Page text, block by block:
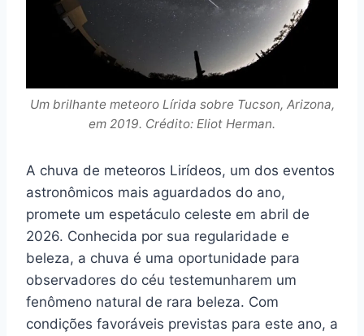
Um brilhante meteoro Lírida sobre Tucson, Arizona,
em 2019. Crédito: Eliot Herman.
A chuva de meteoros Lirídeos, um dos eventos
astronômicos mais aguardados do ano,
promete um espetáculo celeste em abril de
2026. Conhecida por sua regularidade e
beleza, a chuva é uma oportunidade para
observadores do céu testemunharem um
fenômeno natural de rara beleza. Com
condições favoráveis previstas para este ano, a